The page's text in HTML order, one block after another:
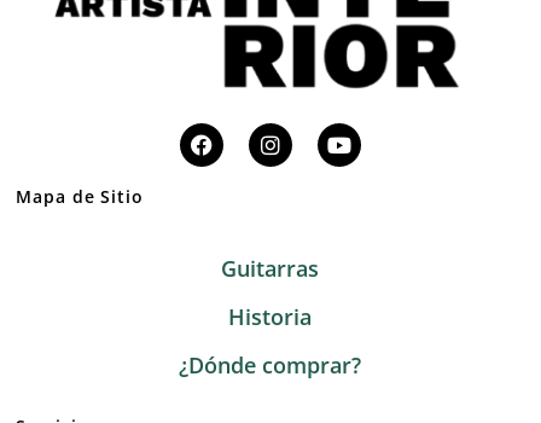
Mapa de Sitio
Guitarras
Historia
¿Dónde comprar?